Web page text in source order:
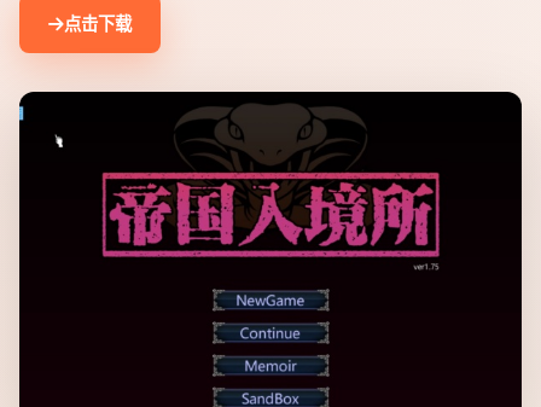
点击下载